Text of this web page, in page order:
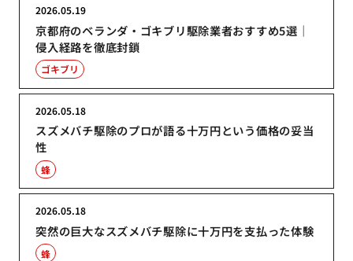
京都府のベランダ・ゴキブリ駆除業者おすすめ5選｜
侵入経路を徹底封鎖
2026.05.19
ゴキブリ
スズメバチ駆除のプロが語る十万円という価格の妥当
性
2026.05.18
蜂
突然の巨大なスズメバチ駆除に十万円を支払った体験
2026.05.18
蜂